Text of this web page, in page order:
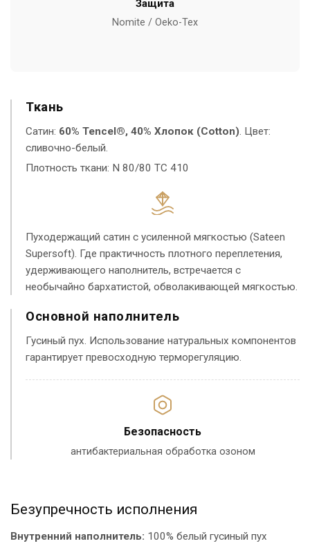
Защита
Nomite / Oeko-Tex
Ткань
Сатин: 60% Tencel®, 40% Хлопок (Cotton). Цвет:
сливочно-белый.
Плотность ткани: N 80/80 TC 410
Пуходержащий сатин с усиленной мягкостью (Sateen
Supersoft). Где практичность плотного переплетения,
удерживающего наполнитель, встречается с
необычайно бархатистой, обволакивающей мягкостью.
Основной наполнитель
Гусиный пух. Использование натуральных компонентов
гарантирует превосходную терморегуляцию.
Безопасность
антибактериальная обработка озоном
Безупречность исполнения
Внутренний наполнитель: 100% белый гусиный пух